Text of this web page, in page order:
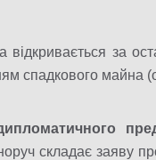
за
спадкового майна
складає заяву